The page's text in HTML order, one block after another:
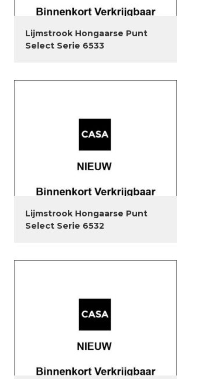
Lijmstrook Hongaarse Punt
Select Serie 6533
Lijmstrook Hongaarse Punt
Select Serie 6532